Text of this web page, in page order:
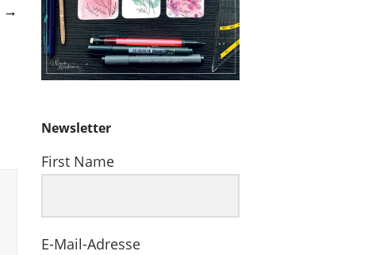
→
Newsletter
First Name
E-Mail-Adresse